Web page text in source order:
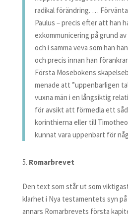
radikal förändring. …
Paulus – precis efter att han
exkommunicering på grund av
och i samma veva som han
och precis innan han
Första Mosebokens
menade att ”uppenbarligen
vuxna män i en långsiktig
för avsikt att förmedla ett
korinthierna eller till
kunnat vara uppenbart för
Romarbrevet
Den text som står ut som
klarhet i Nya testamentets syn
annars Romarbrevets första